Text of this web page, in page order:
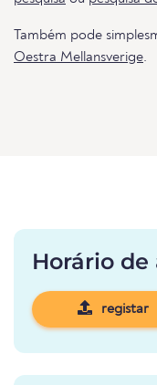
Também pode
Oestra Mellansverige.
Horário
registar